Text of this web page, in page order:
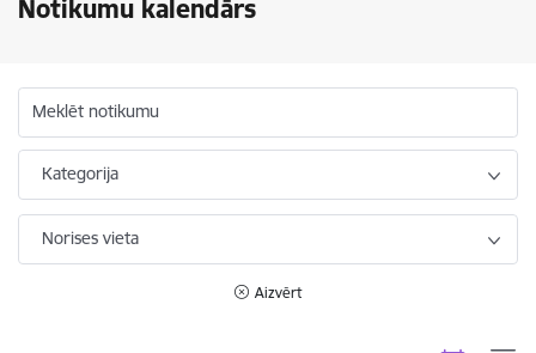
Notikumu kalendārs
Meklēt notikumu
Kategorija
Norises vieta
Aizvērt